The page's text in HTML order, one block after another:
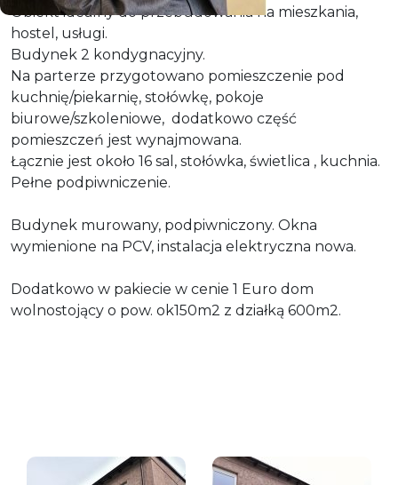
Obiekt idealny do przebudowania na mieszkania,
hostel, usługi.
Budynek 2 kondygnacyjny.
Na parterze przygotowano pomieszczenie pod
kuchnię/piekarnię, stołówkę, pokoje
biurowe/szkoleniowe, dodatkowo część
pomieszczeń jest wynajmowana.
Łącznie jest około 16 sal, stołówka, świetlica , kuchnia.
Pełne podpiwniczenie.
Budynek murowany, podpiwniczony. Okna
wymienione na PCV, instalacja elektryczna nowa.
Dodatkowo w pakiecie w cenie 1 Euro dom
wolnostojący o pow. ok150m2 z działką 600m2.